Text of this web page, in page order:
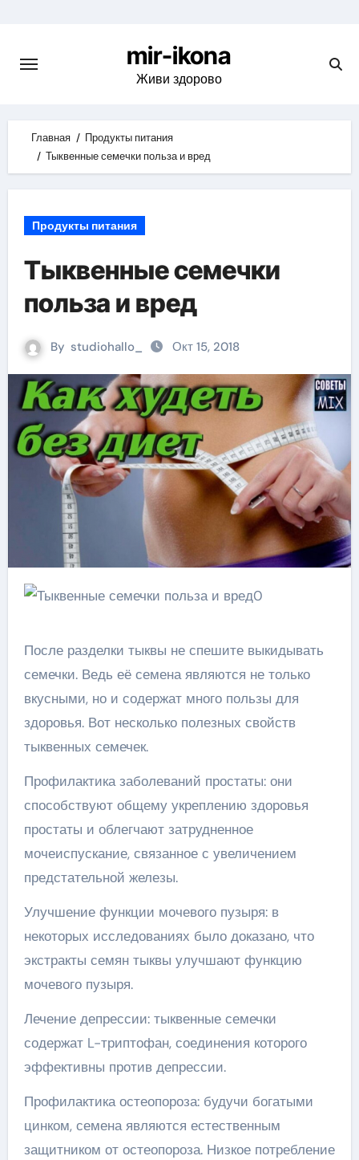
content
mir-ikona
Живи здорово
Главная
Продукты питания
Тыквенные семечки польза и вред
Продукты питания
Тыквенные семечки
польза и вред
By studiohallo_ Окт 15, 2018
После разделки тыквы не спешите выкидывать
семечки. Ведь её семена являются не только
вкусными, но и содержат много пользы для
здоровья. Вот несколько полезных свойств
тыквенных семечек.
Профилактика заболеваний простаты: они
способствуют общему укреплению здоровья
простаты и облегчают затрудненное
мочеиспускание, связанное с увеличением
предстательной железы.
Улучшение функции мочевого пузыря: в
некоторых исследованиях было доказано, что
экстракты семян тыквы улучшают функцию
мочевого пузыря.
Лечение депрессии: тыквенные семечки
содержат L-триптофан, соединения которого
эффективны против депрессии.
Профилактика остеопороза: будучи богатыми
цинком, семена являются естественным
защитником от остеопороза. Низкое потребление